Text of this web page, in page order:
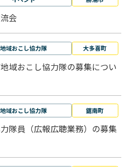
会
地域おこし協力隊 大多喜町
域おこし協力隊の募集につい
地域おこし協力隊 鋸南町
隊員（広報広聴業務）の募集